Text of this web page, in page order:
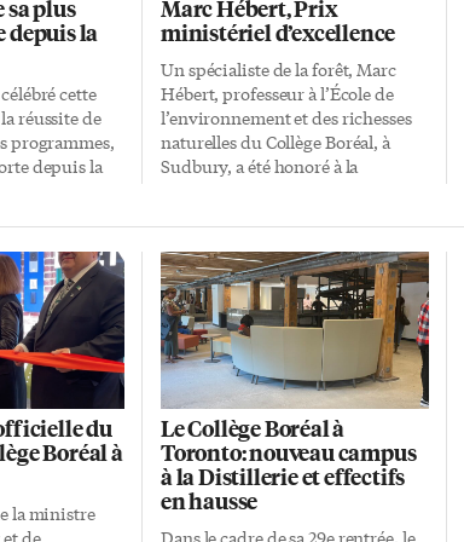
sa plus
depuis la
cette
réussite de
programmes,
depuis la
régions de
remet ce
Dajena
des
à la solide
Boréal, à la
et à son
étudiants.
collège, nos
satisfaits
Marc Hébert, Prix
ministériel d’excellence
Un spécialiste de la forêt, Marc
Hébert, professeur à l’École de
l’environnement et des richesses
naturelles du Collège Boréal, à
Sudbury, a été honoré à la
l’Ontario. Il a reçu ce 16 mai l’une
des prestigieuses distinctions
dans la catégorie «Héros du
quotidien». Quinze personnes ont
été reconnues parmi 480
candidatures déposées par les
établissements collégiaux et
universitaires de la province. Le
président du Collège, Daniel
Giroux, admire «l’engagement
dont fait preuve avec humilité le
professeur Hébert dans les
du
Boréal à
la ministre
de
Le Collège Boréal à
Toronto: nouveau campus
à la Distillerie et effectifs
en hausse
Dans le cadre de sa 29e rentrée, le